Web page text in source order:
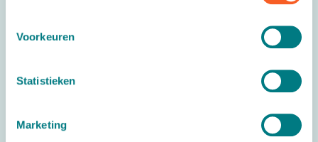
Voorkeuren
Statistieken
Marketing